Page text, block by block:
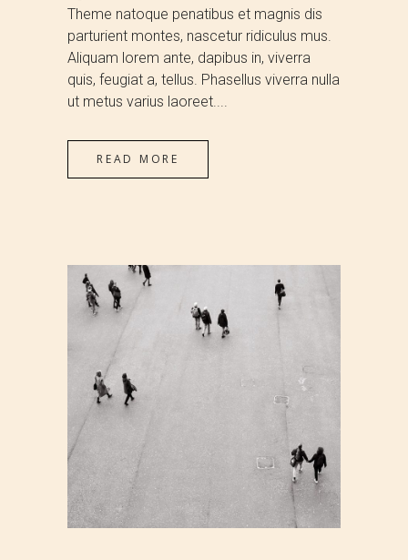
Theme natoque penatibus et magnis dis
parturient montes, nascetur ridiculus mus.
Aliquam lorem ante, dapibus in, viverra
quis, feugiat a, tellus. Phasellus viverra nulla
ut metus varius laoreet....
READ MORE